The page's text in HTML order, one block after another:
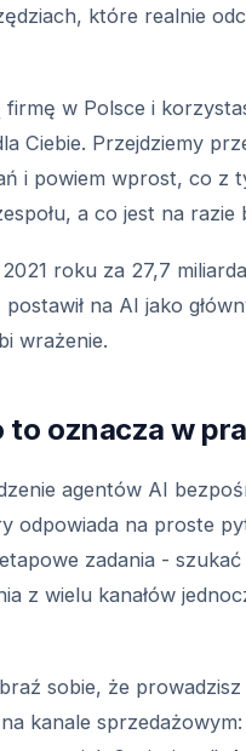
które realnie
firmę w Polsce i
Ciebie. Przejdziemy
i powiem wprost, co z
a co jest na
roku za 27,7
na AI jako
wrażenie.
to oznacza w
agentów AI
odpowiada na proste
zadania -
z wielu kanałów
sobie, że
kanale